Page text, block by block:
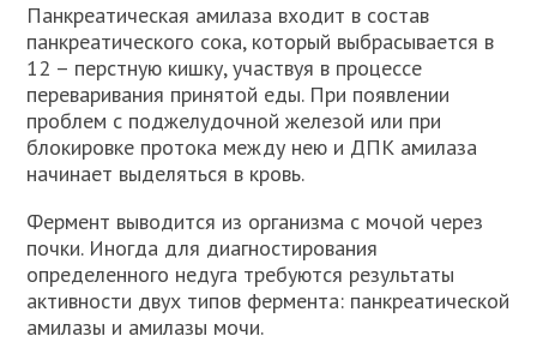
Панкреатическая амилаза входит в состав
панкреатического сока, который выбрасывается в
12 – перстную кишку, участвуя в процессе
переваривания принятой еды. При появлении
проблем с поджелудочной железой или при
блокировке протока между нею и ДПК амилаза
начинает выделяться в кровь.
Фермент выводится из организма с мочой через
почки. Иногда для диагностирования
определенного недуга требуются результаты
активности двух типов фермента: панкреатической
амилазы и амилазы мочи.